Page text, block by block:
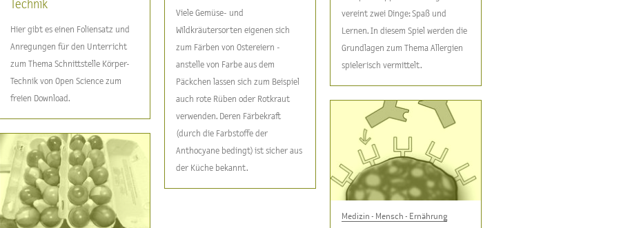
Technik
Hier gibt es einen Foliensatz und
Anregungen für den Unterricht
zum Thema Schnittstelle Körper-
Technik von Open Science zum
freien Download.
Viele Gemüse- und
Wildkräutersorten eigenen sich
zum Färben von Ostereiern -
anstelle von Farbe aus dem
Päckchen lassen sich zum Beispiel
auch rote Rüben oder Rotkraut
verwenden. Deren Färbekraft
(durch die Farbstoffe der
Anthocyane bedingt) ist sicher aus
der Küche bekannt.
vereint zwei Dinge: Spaß und
Lernen. In diesem Spiel werden die
Grundlagen zum Thema Allergien
spielerisch vermittelt.
Medizin - Mensch - Ernährung